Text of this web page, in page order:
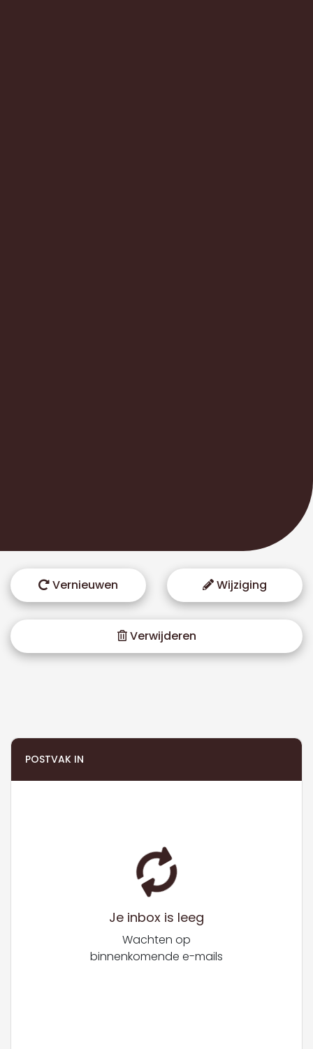
Vernieuwen Wijziging
Verwijderen
POSTVAK IN
Je inbox is leeg
Wachten op
binnenkomende e-mails